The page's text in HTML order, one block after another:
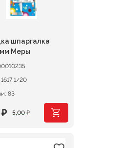
шпаргалка
Меры
1617 1/20
83
5,00₽
₽